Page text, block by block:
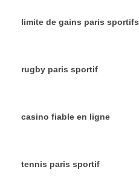
limite de gains paris sportifs
rugby paris sportif
casino fiable en ligne
tennis paris sportif